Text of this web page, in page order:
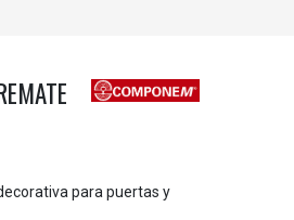
para puertas y